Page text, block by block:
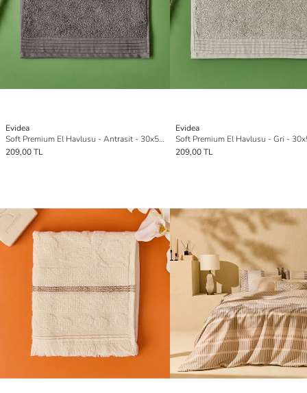
Evidea
Soft Premium El Havlusu - Antrasit - 30x50 cm
209,00 TL
Evidea
Soft Premium El Havlusu - Gri -
209,00 TL